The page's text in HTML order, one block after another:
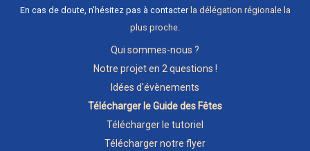
En cas de doute, n'hésitez pas à contacterla délégation régionale la
plus proche
Qui sommes-nous ?
Notre projet en 2 questions !
Idées d'évènements
Télécharger le Guide des Fêtes
Télécharger le tutoriel
Télécharger notre flyer